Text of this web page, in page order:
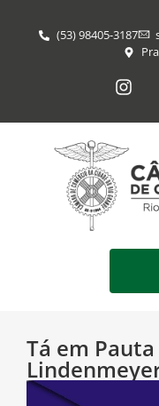
(53) 98405-3187
Tá em